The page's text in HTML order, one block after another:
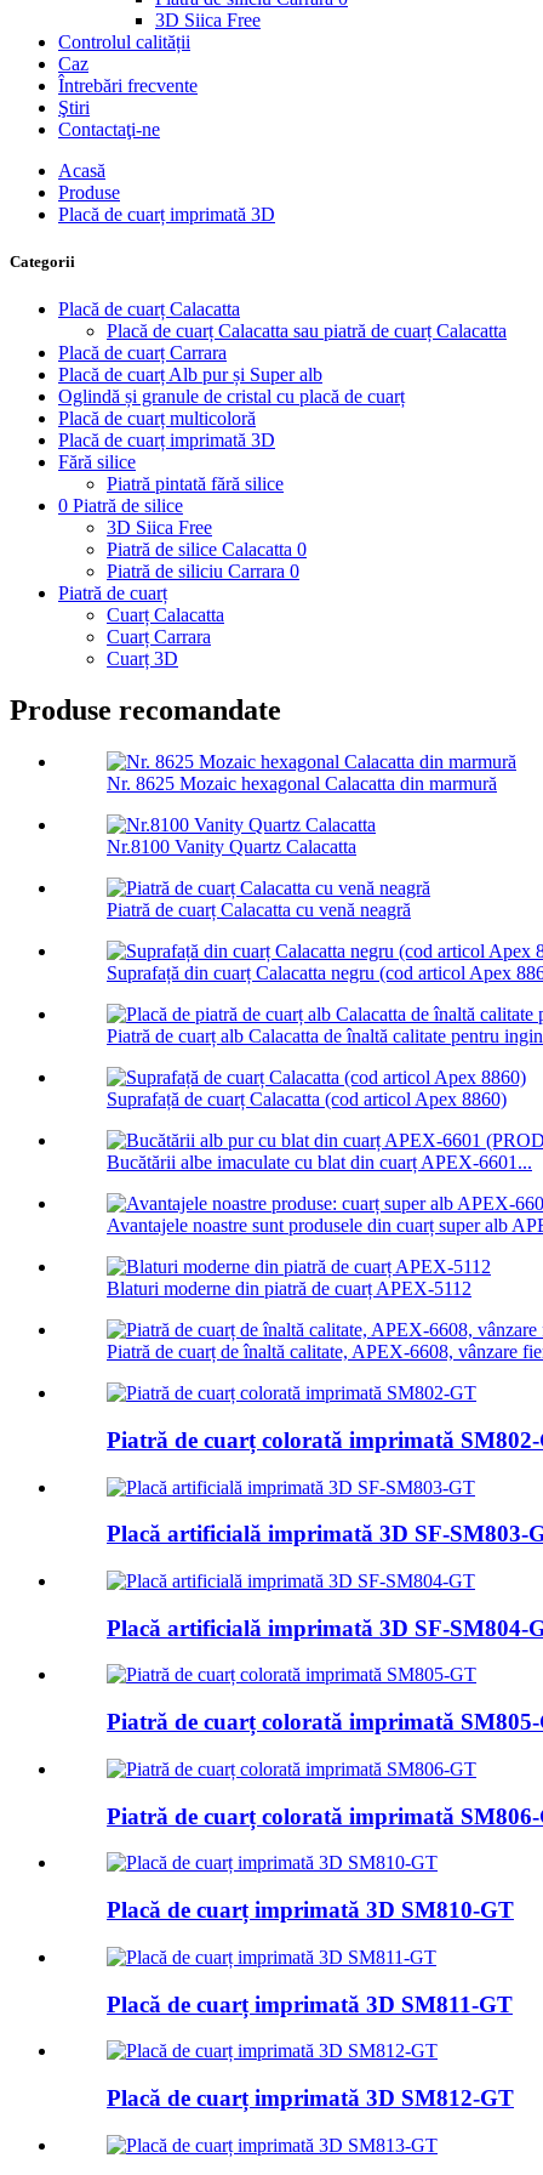
3D Siica Free
Controlul calității
Caz
Întrebări frecvente
Ştiri
Contactaţi-ne
Acasă
Produse
Placă de cuarț imprimată 3D
Categorii
Placă de cuarț Calacatta
Placă de cuarț Calacatta sau piatră de cuarț Calacatta
Placă de cuarț Carrara
Placă de cuarț Alb pur și Super alb
Oglindă și granule de cristal cu placă de cuarț
Placă de cuarț multicoloră
Placă de cuarț imprimată 3D
Fără silice
Piatră pintată fără silice
0 Piatră de silice
3D Siica Free
Piatră de silice Calacatta 0
Piatră de siliciu Carrara 0
Piatră de cuarț
Cuarț Calacatta
Cuarț Carrara
Cuarț 3D
Produse recomandate
Nr. 8625 Mozaic hexagonal Calacatta din marmură
Nr.8100 Vanity Quartz Calacatta
Piatră de cuarț Calacatta cu venă neagră
Suprafață din cuarț Calacatta negru (cod articol Apex
Piatră de cuarț alb Calacatta de înaltă calitate pentru
Suprafață de cuarț Calacatta (cod articol Apex 8860)
Bucătării albe imaculate cu blat din cuarț APEX-6601...
Avantajele noastre sunt produsele din cuarț super alb
Blaturi moderne din piatră de cuarț APEX-5112
Piatră de cuarț de înaltă calitate, APEX-6608, vânzare
Piatră de cuarț colorată imprimată
Placă artificială imprimată 3D SF-SM803-
Placă artificială imprimată 3D SF-SM804-
Piatră de cuarț colorată imprimată
Piatră de cuarț colorată imprimată
Placă de cuarț imprimată 3D SM810-GT
Placă de cuarț imprimată 3D SM811-GT
Placă de cuarț imprimată 3D SM812-GT